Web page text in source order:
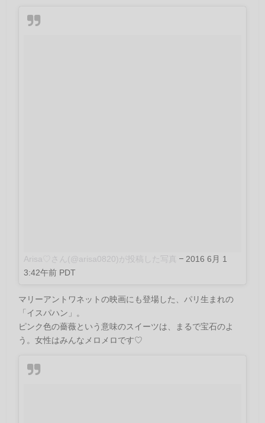
Arisa♡さん(@arisa0820)が投稿した写真 –2016 6月 1
3:42午前 PDT
マリーアントワネットの映画にも登場した、パリ生まれの
「イスパハン」。
ピンク色の薔薇という意味のスイーツは、まるで宝石のよ
う。女性はみんなメロメロです♡